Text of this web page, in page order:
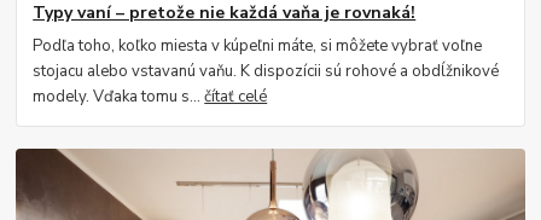
Typy vaní – pretože nie každá vaňa je rovnaká!
Podľa toho, koľko miesta v kúpeľni máte, si môžete vybrať voľne
stojacu alebo vstavanú vaňu. K dispozícii sú rohové a obdĺžnikové
modely. Vďaka tomu s...čítať celé